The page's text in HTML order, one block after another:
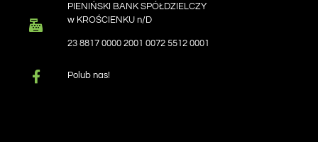
PIENIŃSKI BANK SPÓŁDZIELCZY
w KROŚCIENKU n/D
23 8817 0000 2001 0072 5512 0001
Polub nas!